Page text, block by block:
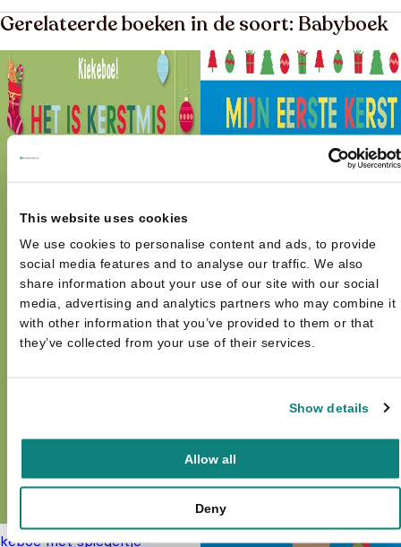
This website uses cookies
We use cookies to personalise content and ads, to provide
social media features and to analyse our traffic. We also
share information about your use of our site with our social
media, advertising and analytics partners who may combine it
with other information that you’ve provided to them or that
they’ve collected from your use of their services.
Show details
Allow all
Deny
Gerelateerde boeken in de soort: Babyboek
met spiegeltje -